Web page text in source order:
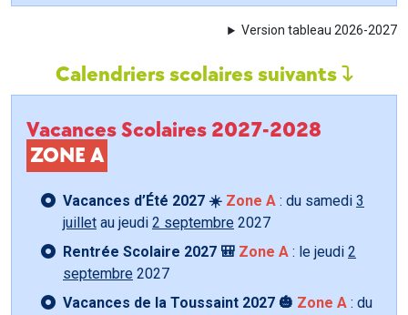
Version tableau 2026-2027
Calendriers scolaires suivants
Vacances Scolaires 2027-2028
ZONE A
Vacances d’Été 2027 ☀️ Zone A : du samedi 3
juillet au jeudi 2 septembre 2027
Rentrée Scolaire 2027 🎒 Zone A : le jeudi 2
septembre 2027
Vacances de la Toussaint 2027 🎃 Zone A : du